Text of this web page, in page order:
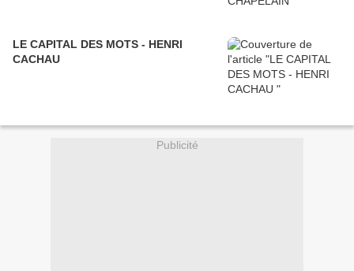
LE CAPITAL DES MOTS - HENRI
CACHAU
Publicité